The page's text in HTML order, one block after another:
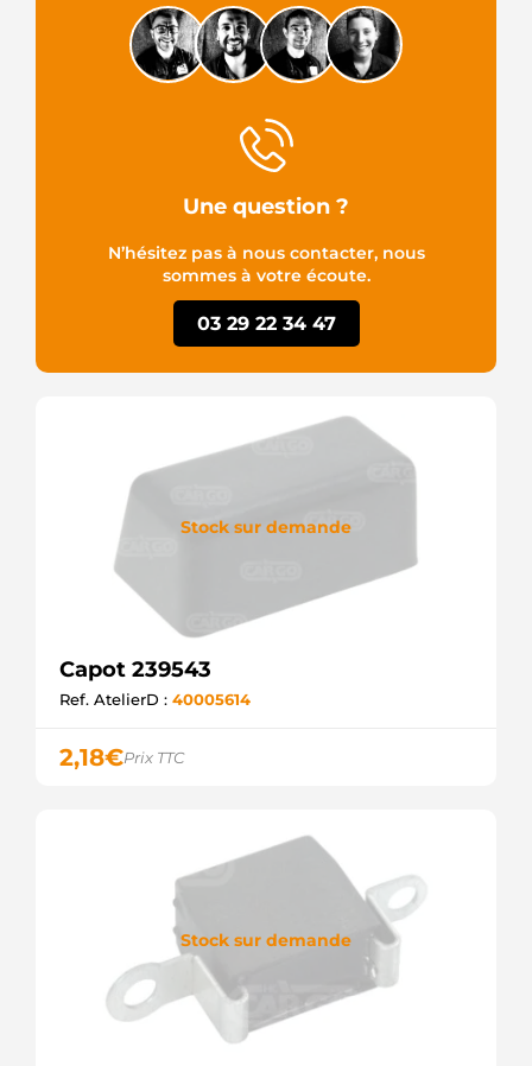
Une question ?
N’hésitez pas à nous contacter, nous
sommes à votre écoute.
03 29 22 34 47
Stock sur demande
Capot 239543
Ref. AtelierD : 40005614
2,18€Prix TTC
Stock sur demande